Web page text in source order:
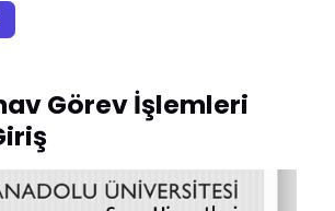
Görev İşlemleri